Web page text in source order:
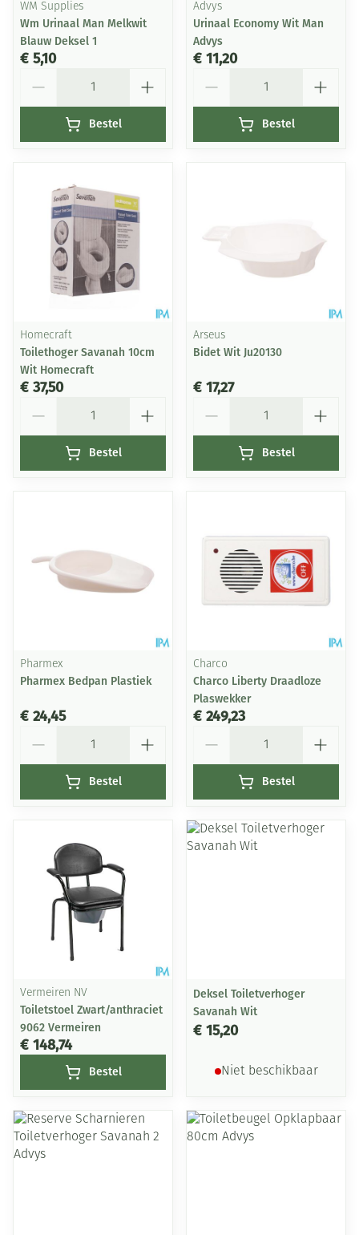
WM Supplies
Wm Urinaal Man Melkwit
Blauw Deksel 1
€ 5,10
Bestel
Advys
Urinaal Economy Wit Man
Advys
€ 11,20
Bestel
Homecraft
Toilethoger Savanah 10cm
Wit Homecraft
€ 37,50
Bestel
Arseus
Bidet Wit Ju20130
€ 17,27
Bestel
Pharmex
Pharmex Bedpan Plastiek
€ 24,45
Bestel
Charco
Charco Liberty Draadloze
Plaswekker
€ 249,23
Bestel
Vermeiren NV
Toiletstoel Zwart/anthraciet
9062 Vermeiren
€ 148,74
Bestel
Deksel Toiletverhoger
Savanah Wit
€ 15,20
Niet beschikbaar